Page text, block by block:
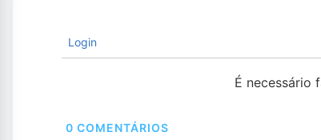
Login
É necessário
0 COMENTÁRIOS